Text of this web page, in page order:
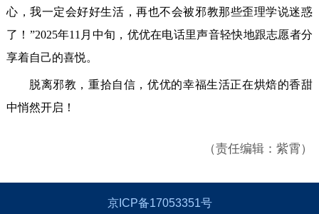
心，我一定会好好生活，再也不会被邪教那些歪理学说迷惑
了！”2025年11月中旬，优优在电话里声音轻快地跟志愿者分
享着自己的喜悦。
脱离邪教，重拾自信，优优的幸福生活正在烘焙的香甜
中悄然开启！
（责任编辑：紫霄）
京ICP备17053351号